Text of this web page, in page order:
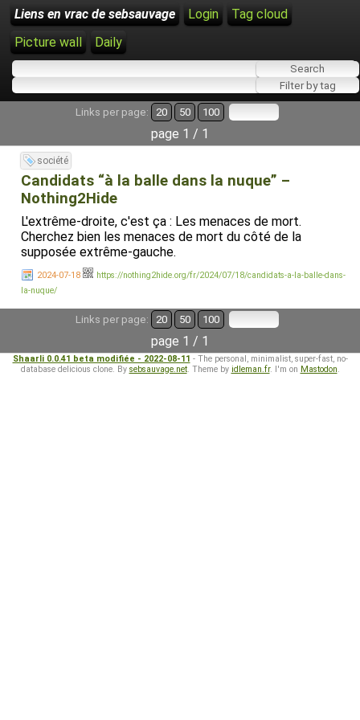
Liens en vrac de sebsauvage Login
Tag cloud
Picture wall
Daily
Links per page: 20 50 100
page 1 / 1
société
Candidats “à la balle dans la nuque” –
Nothing2Hide
L'extrême-droite, c'est ça : Les menaces de mort.
Cherchez bien les menaces de mort du côté de la
supposée extrême-gauche.
2024-07-18
https://nothing2hide.org/fr/2024/07/18/candidats-a-la-balle-dans-
la-nuque/
Links per page: 20 50 100
page 1 / 1
Shaarli 0.0.41 beta modifiée - 2022-08-11 - The personal, minimalist, super-fast, no-
database delicious clone. By sebsauvage.net. Theme by idleman.fr. I'm on Mastodon.